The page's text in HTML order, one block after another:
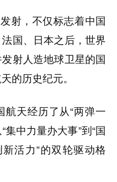
射，不仅标志着中国
国、日本之后，世界
射人造地球卫星的国
的历史纪元。
天经历了从“两弹一
集中力量办大事”到“国
活力”的双轮驱动格